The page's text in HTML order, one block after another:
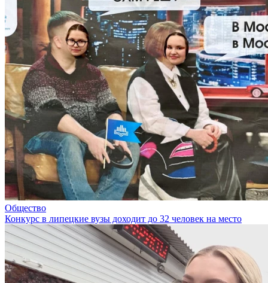
Общество
Конкурс в липецкие вузы доходит до 32 человек на место